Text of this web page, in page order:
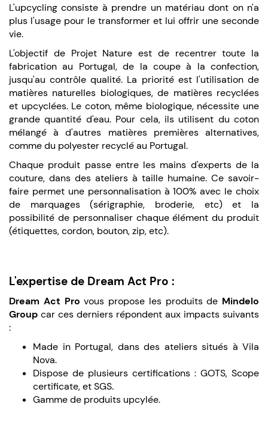
L'upcycling consiste à prendre un matériau dont on n'a
plus l'usage pour le transformer et lui offrir une seconde
vie.
L'objectif de Projet Nature est de recentrer toute la
fabrication au Portugal, de la coupe à la confection,
jusqu'au contrôle qualité. La priorité est l'utilisation de
matières naturelles biologiques, de matières recyclées
et upcyclées. Le coton, même biologique, nécessite une
grande quantité d'eau. Pour cela, ils utilisent du coton
mélangé à d'autres matières premières alternatives,
comme du polyester recyclé au Portugal.
Chaque produit passe entre les mains d'experts de la
couture, dans des ateliers à taille humaine. Ce savoir-
faire permet une personnalisation à 100% avec le choix
de marquages (sérigraphie, broderie, etc) et la
possibilité de personnaliser chaque élément du produit
(étiquettes, cordon, bouton, zip, etc).
L'expertise de Dream Act Pro :
Dream Act Pro vous propose les produits de Mindelo
Group car ces derniers répondent aux impacts suivants
:
Made in Portugal, dans des ateliers situés à Vila
Nova.
Dispose de plusieurs certifications : GOTS, Scope
certificate, et SGS.
Gamme de produits upcylée.